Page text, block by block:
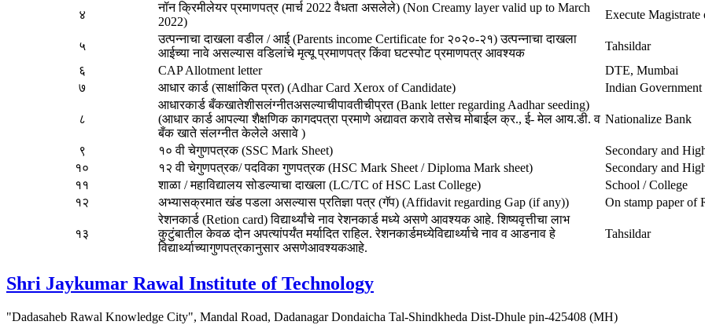
४
नॉन क्रिमीलेयर प्रमाणपत्र (मार्च 2022 वैधता असलेले) (Non Creamy layer valid up to March
2022)
Execute
५
उत्पन्नाचा दाखला वडील / आई (Parents income Certificate for २०२०-२१) उत्पन्नाचा दाखला
आईच्या नावे असल्यास वडिलांचे मृत्यू प्रमाणपत्र किंवा घटस्पोट प्रमाणपत्र आवश्यक
Tahsildar
६
CAP Allotment letter
DTE, Mumbai
७
आधार कार्ड (साक्षांकित प्रत) (Adhar Card Xerox of Candidate) Indian Government
८
आधारकार्ड बँकखातेशीसलंग्नीतअसल्याचीपावतीचीप्रत (Bank letter regarding Aadhar seeding)
(आधार कार्ड आपल्या शैक्षणिक कागदपत्रा प्रमाणे अद्यावत करावे तसेच मोबाईल क्र., ई- मेल आय.डी. व
बँक खाते संलग्नीत केलेले असावे )
Nationalize Bank
९ १० वी चेगुणपत्रक (SSC Mark Sheet)
Secondary and
१०
१२ वी चेगुणपत्रक/ पदविका गुणपत्रक (HSC Mark Sheet / Diploma Mark sheet)
Secondary and
११
शाळा / महाविद्यालय सोडल्याचा दाखला (LC/TC of HSC Last College)
School / College
१२
अभ्यासक्रमात खंड पडला असल्यास प्रतिज्ञा पत्र (गॅप) (Affidavit regarding Gap (if any)) On stamp paper of
१३
रेशनकार्ड (Retion card) विद्यार्थ्यांचे नाव रेशनकार्ड मध्ये असणे आवश्यक आहे. शिष्यवृत्तीचा लाभ
कुटुंबातील केवळ दोन अपत्यांपर्यंत मर्यादित राहिल. रेशनकार्डमध्येविद्यार्थ्याचे नाव व आडनाव हे
विद्यार्थ्याच्यागुणपत्रकानुसार असणेआवश्यकआहे.
Tahsildar
Shri Jaykumar Rawal Institute of Technology
"Dadasaheb Rawal Knowledge City", Mandal Road, Dadanagar Dondaicha Tal-Shindkheda Dist-Dhule pin-425408 (MH)